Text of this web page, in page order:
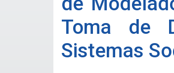
Toma de
Sistemas